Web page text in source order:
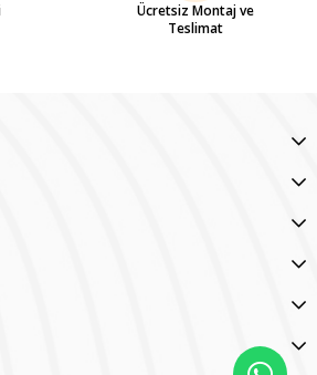
Ücretsiz Montaj ve
Teslimat